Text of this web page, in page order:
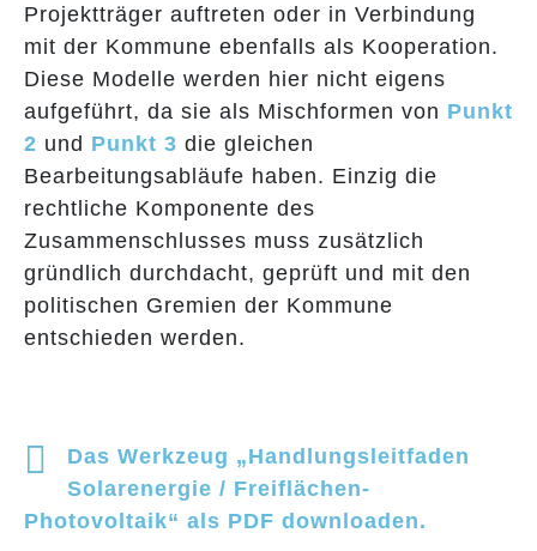
Projektträger auftreten oder in Verbindung
mit der Kommune ebenfalls als Kooperation.
Diese Modelle werden hier nicht eigens
aufgeführt, da sie als Mischformen von Punkt
2 und Punkt 3 die gleichen
Bearbeitungsabläufe haben. Einzig die
rechtliche Komponente des
Zusammenschlusses muss zusätzlich
gründlich durchdacht, geprüft und mit den
politischen Gremien der Kommune
entschieden werden.
Das Werkzeug „Handlungsleitfaden
Solarenergie / Freiflächen-
Photovoltaik“ als PDF downloaden.